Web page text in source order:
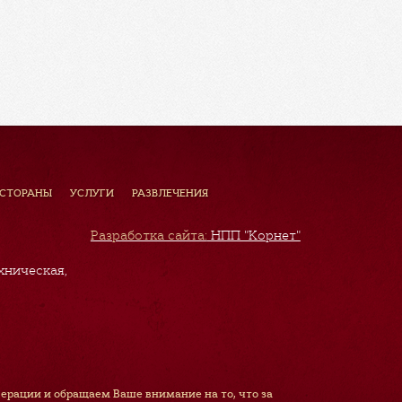
УСЛУГИ РАЗВЛЕЧЕНИЯ
Разработка сайта: НПП "Корнет"
и обращаем Ваше внимание на то, что за